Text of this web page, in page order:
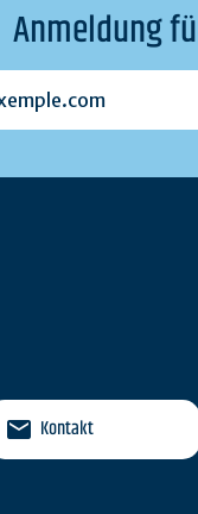
Anmeldung
Kontakt